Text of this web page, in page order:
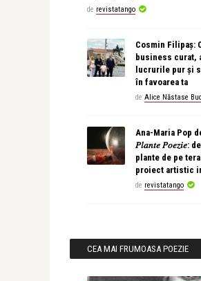
de revistatango
Cosmin Filipaș:
business curat,
lucrurile pur și
în favoarea ta
de Alice Năstase
Ana-Maria Pop
𝑃𝑙𝑎𝑛𝑡𝑒 𝑃𝑜𝑒𝑧𝑖𝑒:
plante de pe
proiect artistic
de revistatango
CEA MAI FRUMOASA POEZIE